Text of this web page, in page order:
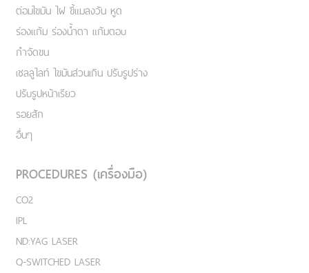
ต่อมไขมัน ไฝ ขี้แมลงวัน หูด
ร่องแก้ม ร่องน้ำตา แก้มตอบ
กำจัดขน
เชลลูไลท์ ไขมันส่วนเกิน ปรับรูปร่าง
ปรับรูปหน้าเรียว
รอยสัก
อื่นๆ
PROCEDURES (เครื่องมือ)
CO2
IPL
ND:YAG LASER
Q-SWITCHED LASER